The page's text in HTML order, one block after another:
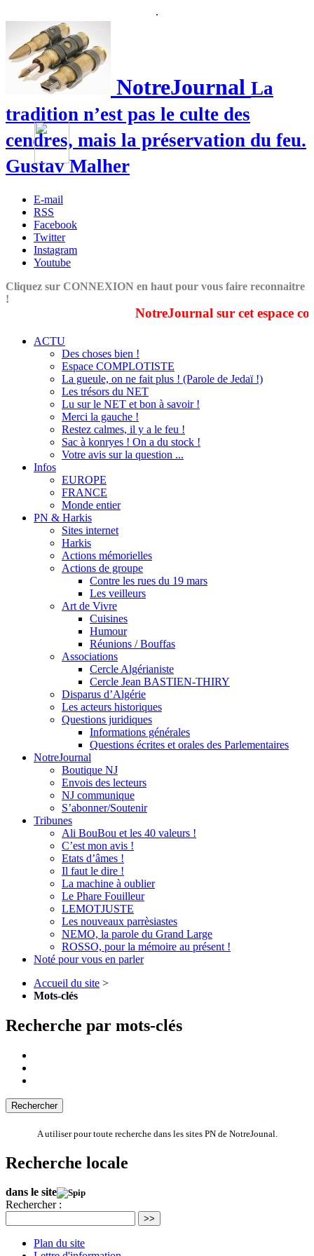
.
NotreJournal La
tradition n’est pas le culte des
cendres, mais la préservation du feu.
Gustav Malher
E-mail
RSS
Facebook
Twitter
Instagram
Youtube
Cliquez sur CONNEXION en haut pour vous faire reconnaitre
!
NotreJournal sur cet espace
ACTU
Des choses bien !
Espace COMPLOTISTE
La gueule, on ne fait plus ! (Parole de Jedaï !)
Les trésors du NET
Lu sur le NET et bon à savoir !
Merci la gauche !
Restez calmes, il y a le feu !
Sac à konryes ! On a du stock !
Votre avis sur la question ...
Infos
EUROPE
FRANCE
Monde entier
PN & Harkis
Sites internet
Harkis
Actions mémorielles
Actions de groupe
Contre les rues du 19 mars
Les veilleurs
Art de Vivre
Cuisines
Humour
Réunions / Bouffas
Associations
Cercle Algérianiste
Cercle Jean BASTIEN-THIRY
Disparus d’Algérie
Les acteurs historiques
Questions juridiques
Informations générales
Questions écrites et orales des Parlementaires
NotreJournal
Boutique NJ
Envois des lecteurs
NJ communique
S’abonner/Soutenir
Tribunes
Ali BouBou et les 40 valeurs !
C’est mon avis !
Etats d’âmes !
Il faut le dire !
La machine à oublier
Le Phare Fouilleur
LEMOTJUSTE
Les nouveaux parrèsiastes
NEMO, la parole du Grand Large
ROSSO, pour la mémoire au présent !
Noté pour vous en parler
Accueil du site >
Mots-clés
Recherche par mots-clés
A utiliser pour toute recherche dans les sites PN de NotreJounal.
Recherche locale
dans le site
Rechercher :
>>
Plan du site